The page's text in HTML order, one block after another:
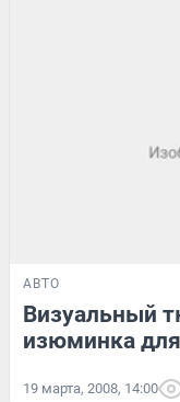
АВТО
Визуальный
изюминка
19 марта, 2008, 14:00